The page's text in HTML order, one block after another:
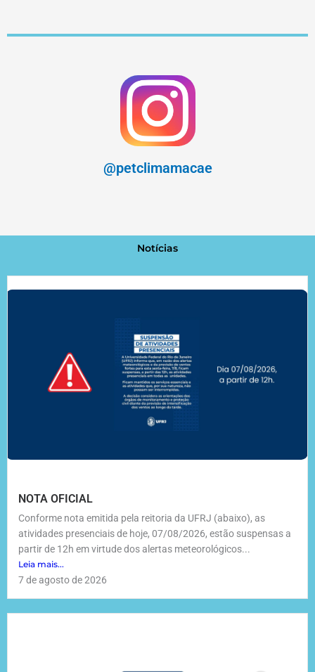
@petclimamacae
Notícias
NOTA OFICIAL
Conforme nota emitida pela reitoria da UFRJ (abaixo), as
atividades presenciais de hoje, 07/08/2026, estão suspensas a
partir de 12h em virtude dos alertas meteorológicos...
Leia mais...
7 de agosto de 2026